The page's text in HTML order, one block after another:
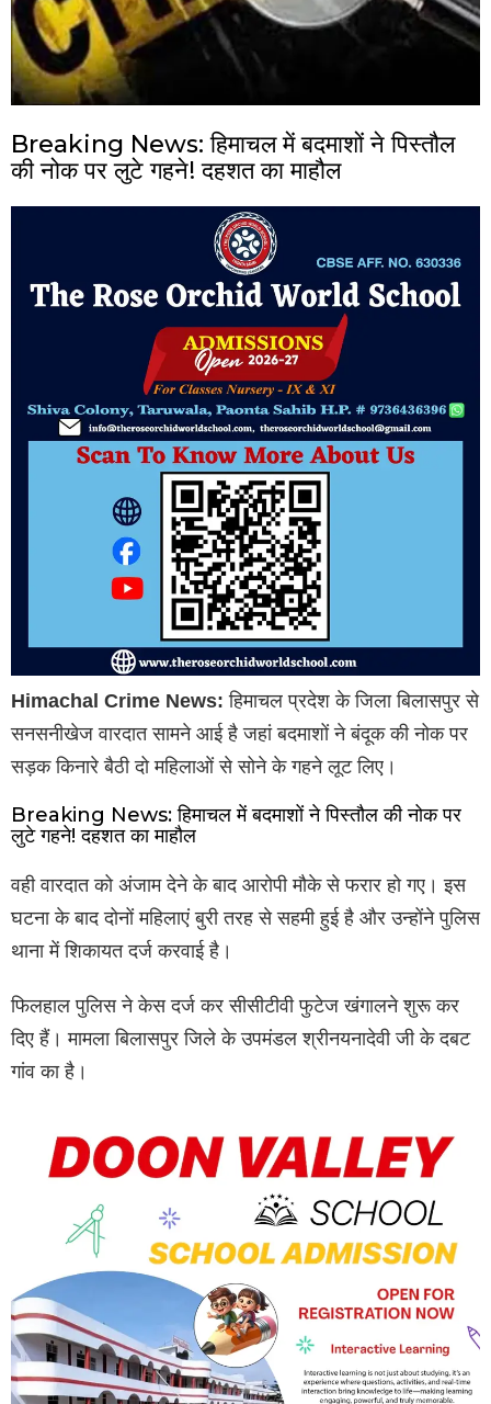
Breaking News: हिमाचल में बदमाशों ने पिस्तौल
की नोक पर लुटे गहने! दहशत का माहौल
Himachal Crime News: हिमाचल प्रदेश के जिला बिलासपुर से
सनसनीखेज वारदात सामने आई है जहां बदमाशों ने बंदूक की नोक पर
सड़क किनारे बैठी दो महिलाओं से सोने के गहने लूट लिए।
Breaking News: हिमाचल में बदमाशों ने पिस्तौल की नोक पर
लुटे गहने! दहशत का माहौल
वही वारदात को अंजाम देने के बाद आरोपी मौके से फरार हो गए। इस
घटना के बाद दोनों महिलाएं बुरी तरह से सहमी हुई है और उन्होंने पुलिस
थाना में शिकायत दर्ज करवाई है।
फिलहाल पुलिस ने केस दर्ज कर सीसीटीवी फुटेज खंगालने शुरू कर
दिए हैं। मामला बिलासपुर जिले के उपमंडल श्रीनयनादेवी जी के दबट
गांव का है।